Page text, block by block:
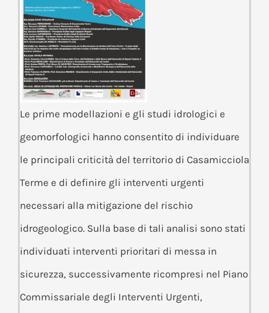
Le prime modellazioni e gli studi idrologici e
geomorfologici hanno consentito di individuare
le principali criticità del territorio di Casamicciola
Terme e di definire gli interventi urgenti
necessari alla mitigazione del rischio
idrogeologico. Sulla base di tali analisi sono stati
individuati interventi prioritari di messa in
sicurezza, successivamente ricompresi nel Piano
Commissariale degli Interventi Urgenti,